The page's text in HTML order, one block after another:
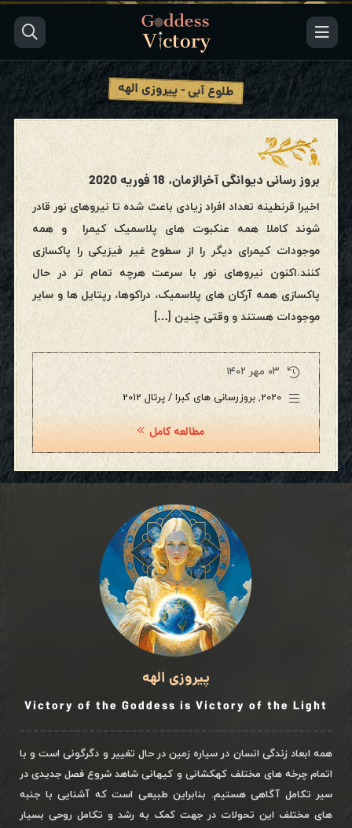
طلوع آبی - پیروزی الهه
بروز رسانی دیوانگی آخرالزمان، 18 فوریه 2020
اخیرا قرنطینه تعداد افراد زیادی باعث شده تا نیروهای نور قادر
شوند کاملا همه عنکبوت های پلاسمیک کیمرا و همه
موجودات کیمرای دیگر را از سطوح غیر فیزیکی را پاکسازی
کنند.اکنون نیروهای نور با سرعت هرچه تمام تر در حال
پاکسازی همه آرکان های پلاسمیک، دراکوها، رپتایل ها و سایر
موجودات هستند و وقتی چنین […]
۰۳ مهر ۱۴۰۲
2020
, بروزرسانی های کبرا / پرتال 2012
مطالعه کامل
پیروزی الهه
Victory of the Goddess is Victory of the Light
همه ابعاد زندگی انسان در سیاره زمین در حال تغییر و دگرگونی است و با
اتمام چرخه های مختلف کهکشانی و کیهانی شاهد شروع فصل جدیدی در
سیر تکامل آگاهی هستیم. بنابراین طبیعی است که آشنایی با جنبه
های مختلف این تحولات در جهت کمک به رشد و تکامل روحی بسیار